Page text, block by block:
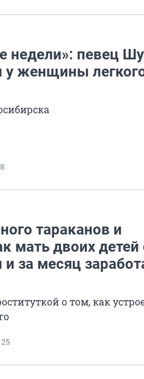
недели»: певец
у женщины
тараканов и
мать двоих детей
за месяц
о том, как